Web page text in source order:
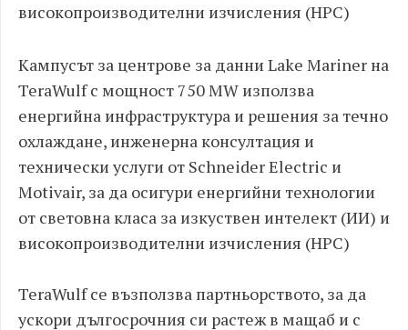
високопроизводителни изчисления (HPC)
Кампусът за центрове за данни Lake Mariner на
TeraWulf с мощност 750 MW използва
енергийна инфраструктура и решения за течно
охлаждане, инженерна консултация и
технически услуги от Schneider Electric и
Motivair, за да осигури енергийни технологии
от световна класа за изкуствен интелект (ИИ) и
високопроизводителни изчисления (HPC)
TeraWulf се възползва партньорството, за да
ускори дългосрочния си растеж в мащаб и с